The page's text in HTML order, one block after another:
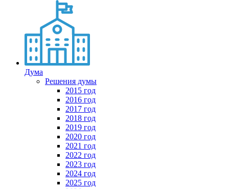
Дума
Решения думы
2015 год
2016 год
2017 год
2018 год
2019 год
2020 год
2021 год
2022 год
2023 год
2024 год
2025 год